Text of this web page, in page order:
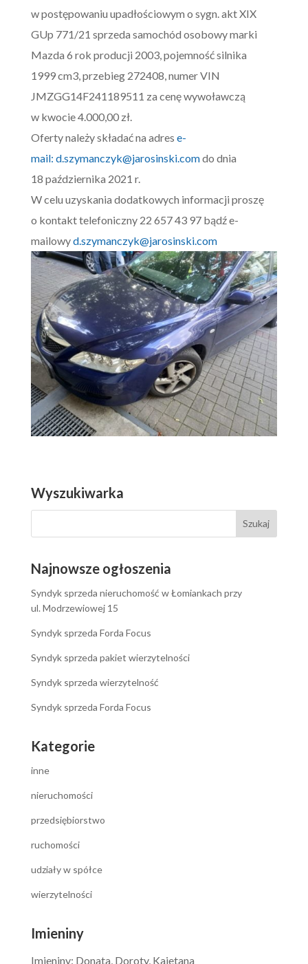
w postępowaniu upadłościowym o sygn. akt XIX
GUp 771/21 sprzeda samochód osobowy marki
Mazda 6 rok producji 2003, pojemność silnika
1999 cm3, przebieg 272408, numer VIN
JMZGG14F241189511 za cenę wywoławczą
w kwocie 4.000,00 zł.
Oferty należy składać na adres e-
mail: d.szymanczyk@jarosinski.comdo dnia
18 października 2021 r.
W celu uzyskania dodatkowych informacji proszę
o kontakt telefoniczny 22 657 43 97 bądź e-
mailowyd.szymanczyk@jarosinski.com
Wyszukiwarka
Najnowsze ogłoszenia
Syndyk sprzeda nieruchomość w Łomiankach przy
ul. Modrzewiowej 15
Syndyk sprzeda Forda Focus
Syndyk sprzeda pakiet wierzytelności
Syndyk sprzeda wierzytelność
Syndyk sprzeda Forda Focus
Kategorie
inne
nieruchomości
przedsiębiorstwo
ruchomości
udziały w spółce
wierzytelności
Imieniny
Imieniny: Donata Doroty, Kajetana